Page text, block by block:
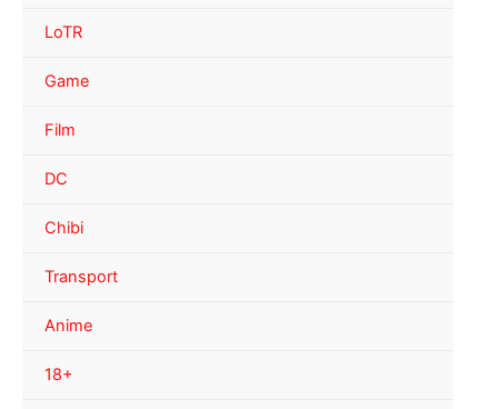
LoTR
Game
Film
DC
Chibi
Transport
Anime
18+